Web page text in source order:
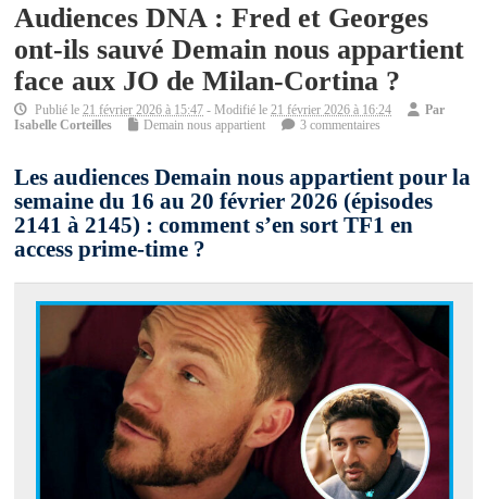
Audiences DNA : Fred et Georges
ont-ils sauvé Demain nous appartient
face aux JO de Milan-Cortina ?
Publié le21 février 2026 à 15:47 - Modifié le21 février 2026 à 16:24
Par
Isabelle Corteilles
Demain nous appartient 3 commentaires
Les audiences Demain nous appartient pour la
semaine du 16 au 20 février 2026 (épisodes
2141 à 2145) : comment s’en sort TF1 en
access prime-time ?